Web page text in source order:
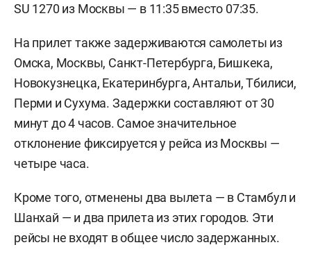
SU 1270 из Москвы — в 11:35 вместо 07:35.
На прилет также задерживаются самолеты из
Омска, Москвы, Санкт-Петербурга, Бишкека,
Новокузнецка, Екатеринбурга, Антальи, Тбилиси,
Перми и Сухума. Задержки составляют от 30
минут до 4 часов. Самое значительное
отклонение фиксируется у рейса из Москвы —
четыре часа.
Кроме того, отменены два вылета — в Стамбул и
Шанхай — и два прилета из этих городов. Эти
рейсы не входят в общее число задержанных.